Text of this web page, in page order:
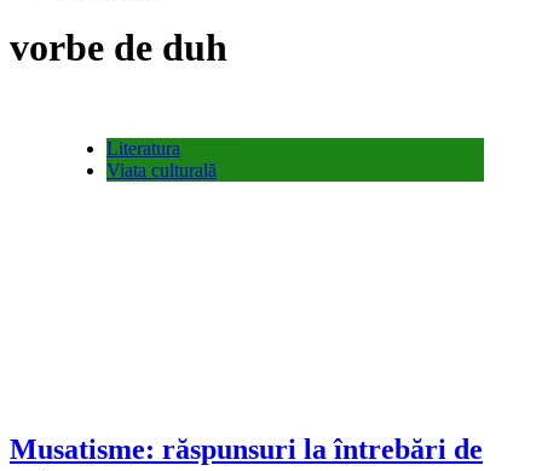
vorbe de duh
Literatura
Viata culturală
Musatisme: răspunsuri la întrebări de